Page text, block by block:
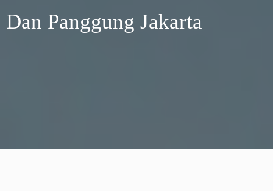
Dan Panggung Jakarta